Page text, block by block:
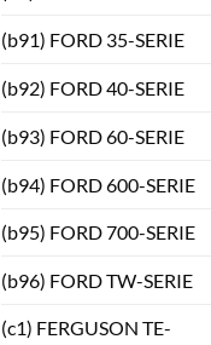
(b91) FORD 35-SERIE
(b92) FORD 40-SERIE
(b93) FORD 60-SERIE
(b94) FORD 600-SERIE
(b95) FORD 700-SERIE
(b96) FORD TW-SERIE
(c1) FERGUSON TE-